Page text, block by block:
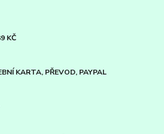
KČ
KARTA, PŘEVOD, PAYPAL